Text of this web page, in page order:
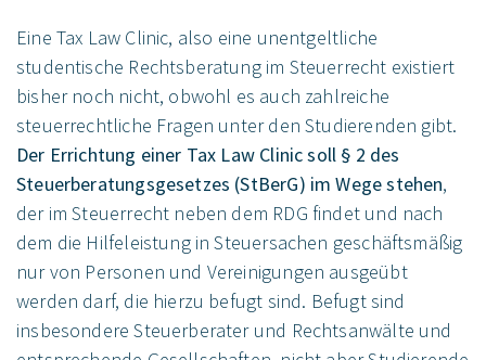
Eine Tax Law Clinic, also eine unentgeltliche
studentische Rechtsberatung im Steuerrecht existiert
bisher noch nicht, obwohl es auch zahlreiche
steuerrechtliche Fragen unter den Studierenden gibt.
Der Errichtung einer Tax Law Clinic soll § 2 des
Steuerberatungsgesetzes (StBerG) im Wege stehen,
der im Steuerrecht neben dem RDG findet und nach
dem die Hilfeleistung in Steuersachen geschäftsmäßig
nur von Personen und Vereinigungen ausgeübt
werden darf, die hierzu befugt sind. Befugt sind
insbesondere Steuerberater und Rechtsanwälte und